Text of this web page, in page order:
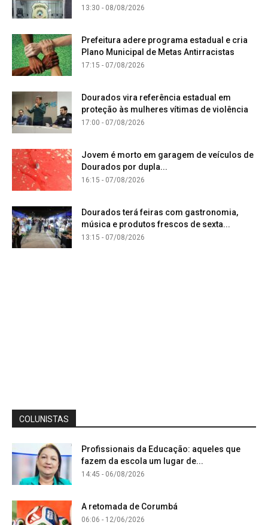
13:30 - 08/08/2026
Prefeitura adere programa estadual e cria
Plano Municipal de Metas Antirracistas
17:15 - 07/08/2026
Dourados vira referência estadual em
proteção às mulheres vítimas de violência
17:00 - 07/08/2026
Jovem é morto em garagem de veículos de
Dourados por dupla...
16:15 - 07/08/2026
Dourados terá feiras com gastronomia,
música e produtos frescos de sexta...
13:15 - 07/08/2026
COLUNISTAS
Profissionais da Educação: aqueles que
fazem da escola um lugar de...
14:45 - 06/08/2026
A retomada de Corumbá
06:06 - 12/06/2026